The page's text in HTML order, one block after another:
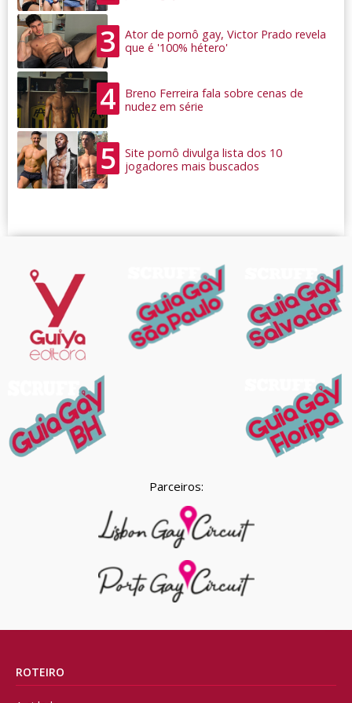
3
Ator de pornô gay, Victor Prado revela
que é '100% hétero'
4
Breno Ferreira fala sobre cenas de
nudez em série
5
Site pornô divulga lista dos 10
jogadores mais buscados
Parceiros:
ROTEIRO